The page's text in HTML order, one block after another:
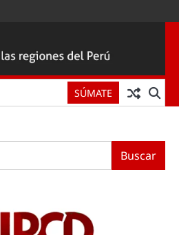
SÚMATE
Buscar